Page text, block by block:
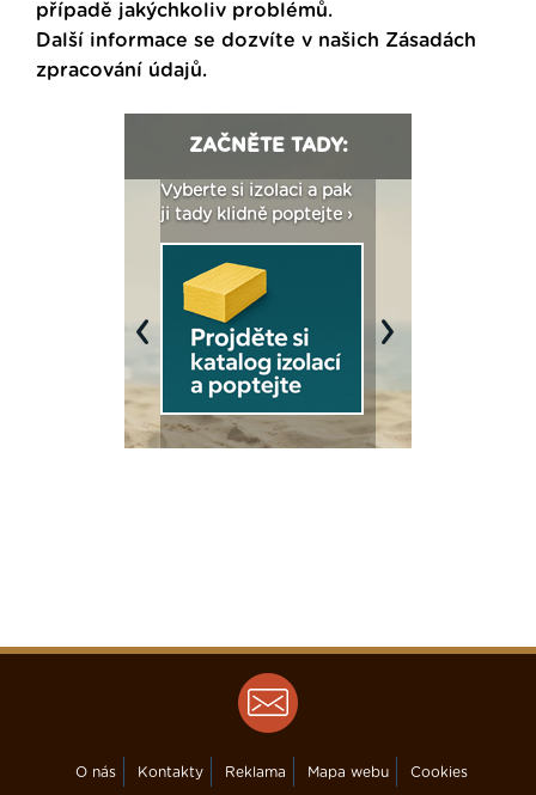
případě jakýchkoliv problémů.
Další informace se dozvíte v našich Zásadách
zpracování údajů.
ZAČNĚTE TADY:
Vyberte si izolaci a pak
ji tady klidně poptejte ›
Previous Next
O nás Kontakty Reklama Mapa webu Cookies